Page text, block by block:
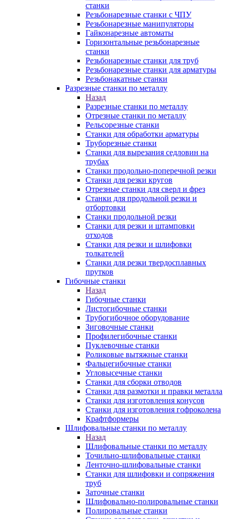
станки
Резьбонарезные станки с ЧПУ
Резьбонарезные манипуляторы
Гайконарезные автоматы
Горизонтальные резьбонарезные
станки
Резьбонарезные станки для труб
Резьбонарезные станки для арматуры
Резьбонакатные станки
Разрезные станки по металлу
Назад
Разрезные станки по металлу
Отрезные станки по металлу
Рельсорезные станки
Станки для обработки арматуры
Труборезные станки
Станки для вырезания седловин на
трубаx
Станки продольно-поперечной резки
Станки для резки кругов
Отрезные станки для сверл и фрез
Станки для продольной резки и
отбортовки
Станки продольной резки
Станки для резки и штамповки
отходов
Станки для резки и шлифовки
толкателей
Станки для резки твердосплавных
прутков
Гибочные станки
Назад
Гибочные станки
Листогибочные станки
Трубогибочное оборудование
Зиговочные станки
Профилегибочные станки
Пуклевочные станки
Роликовые вытяжные станки
Фальцегибочные станки
Угловысечные станки
Станки для сборки отводов
Станки для размотки и правки металла
Станки для изготовления конусов
Станки для изготовления гофроколена
Крафтформеры
Шлифовальные станки по металлу
Назад
Шлифовальные станки по металлу
Точильно-шлифовальные станки
Ленточно-шлифовальные станки
Станки для шлифовки и сопряжения
труб
Заточные станки
Шлифовально-полировальные станки
Полировальные станки